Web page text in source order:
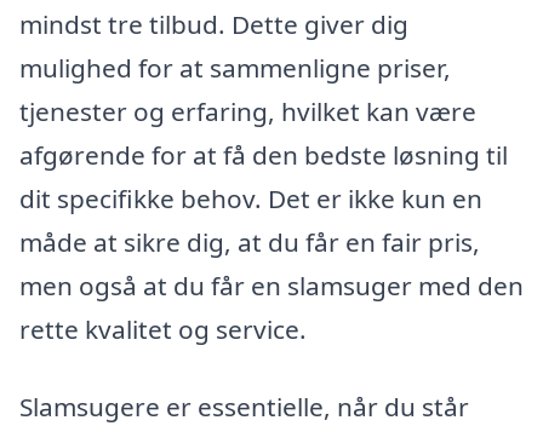
mindst tre tilbud. Dette giver dig
mulighed for at sammenligne priser,
tjenester og erfaring, hvilket kan være
afgørende for at få den bedste løsning til
dit specifikke behov. Det er ikke kun en
måde at sikre dig, at du får en fair pris,
men også at du får en slamsuger med den
rette kvalitet og service.
Slamsugere er essentielle, når du står